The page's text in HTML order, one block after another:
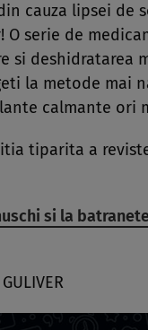
cauza lipsei de
O serie de
si deshidratarea
la metode mai
calmante ori
tiparita a
si la